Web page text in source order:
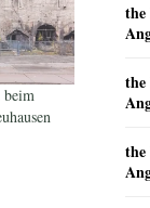
beim
the
the
the